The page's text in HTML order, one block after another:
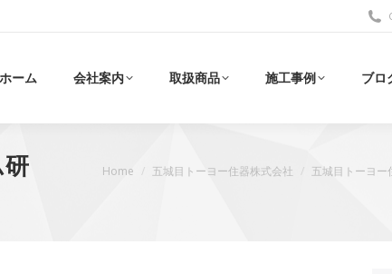
ホーム 会社案内 取扱商品 施工事例 ブロ
Home 五城目トーヨー住器株式会社 五城目トーヨ